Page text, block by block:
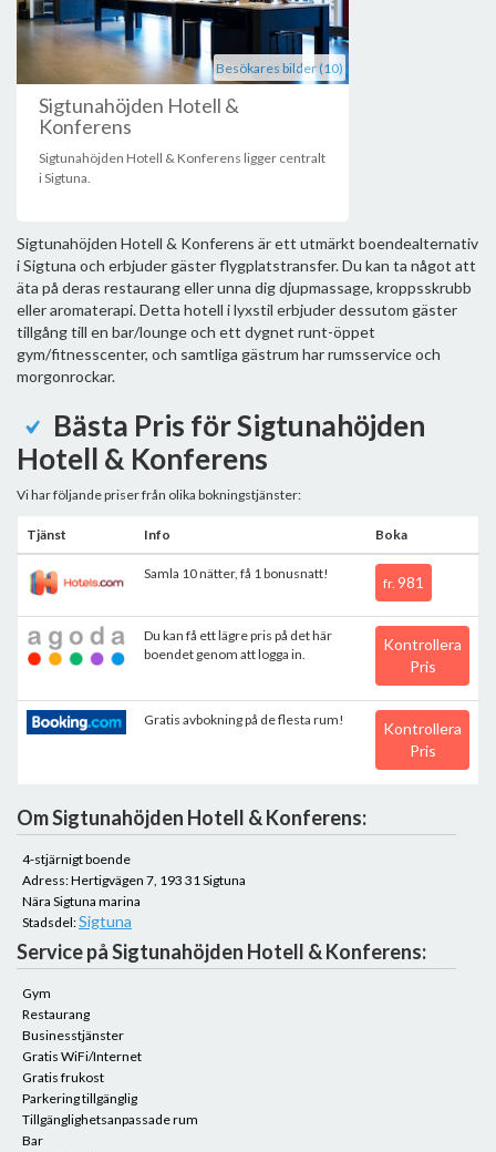
Besökares bilder (10)
Sigtunahöjden Hotell &
Konferens
Sigtunahöjden Hotell & Konferens ligger centralt
i Sigtuna.
Sigtunahöjden Hotell & Konferens är ett utmärkt boendealternativ
i Sigtuna och erbjuder gäster flygplatstransfer. Du kan ta något att
äta på deras restaurang eller unna dig djupmassage, kroppsskrubb
eller aromaterapi. Detta hotell i lyxstil erbjuder dessutom gäster
tillgång till en bar/lounge och ett dygnet runt-öppet
gym/fitnesscenter, och samtliga gästrum har rumsservice och
morgonrockar.
Bästa Pris för Sigtunahöjden
Hotell & Konferens
Vi har följande priser från olika bokningstjänster:
Tjänst Info Boka
Samla 10 nätter, få 1 bonusnatt!
fr. 981
Du kan få ett lägre pris på det här
boendet genom att logga in.
Kontrollera
Pris
Gratis avbokning på de flesta rum!
Kontrollera
Pris
Om Sigtunahöjden Hotell & Konferens:
4-stjärnigt boende
Adress: Hertigvägen 7, 193 31 Sigtuna
Nära Sigtuna marina
Stadsdel:Sigtuna
Service på Sigtunahöjden Hotell & Konferens:
Gym
Restaurang
Businesstjänster
Gratis WiFi/Internet
Gratis frukost
Parkering tillgänglig
Tillgänglighetsanpassade rum
Bar